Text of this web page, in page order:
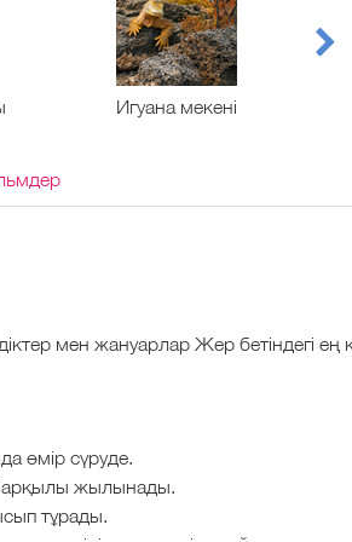
Игуана мекені
мен жануарлар Жер бетіндегі
өмір сүруде.
арқылы жылынады.
тұрады.